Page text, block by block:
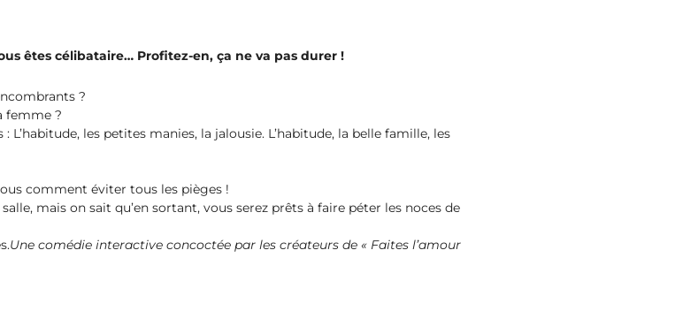
êtes célibataire… Profitez-en, ça ne va pas durer !
?
femme ?
les petites manies, la jalousie. L’habitude, la belle famille, les
comment éviter tous les pièges !
mais on sait qu’en sortant, vous serez prêts à faire péter les noces de
Une comédie interactive concoctée par les créateurs de « Faites l’amour